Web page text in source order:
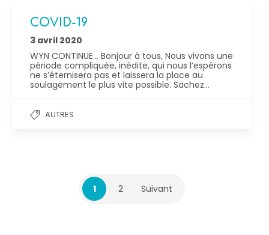
COVID-19
3 avril 2020
WYN CONTINUE… Bonjour à tous, Nous vivons une
période compliquée, inédite, qui nous l’espérons
ne s’éternisera pas et laissera la place au
soulagement le plus vite possible. Sachez…
AUTRES
1 2 Suivant